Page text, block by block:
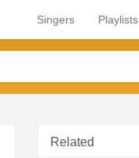
Singers Playlists
Related